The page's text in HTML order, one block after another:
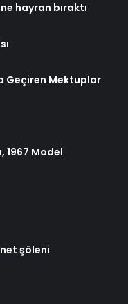
hayran bıraktı
Geçiren Mektuplar
1967 Model
şöleni